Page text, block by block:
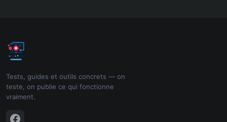
Tests, guides et outils concrets — on
teste, on publie ce qui fonctionne
vraiment.